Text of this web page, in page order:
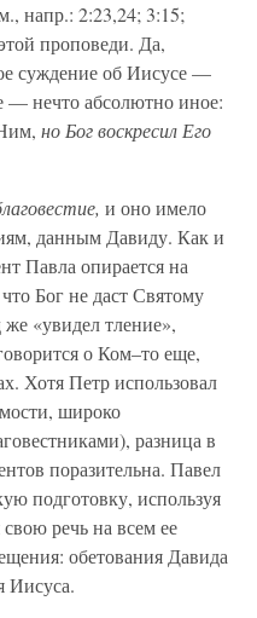
напр.: 2:23,24; 3:15;
проповеди. Да,
суждение об Иисусе —
— нечто абсолютно иное:
но Бог воскресил Его
и оно имело
данным Давиду. Как и
Павла опирается на
Бог не даст Святому
«увидел тление»,
о Ком–то еще,
Хотя Петр использовал
широко
разница в
поразительна. Павел
подготовку, используя
свою речь на всем ее
обетования Давида
Иисуса.